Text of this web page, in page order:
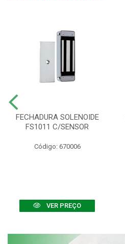
FECHADURA SOLENOIDE
FS1011 C/SENSOR
Código: 670006
VER PREÇO